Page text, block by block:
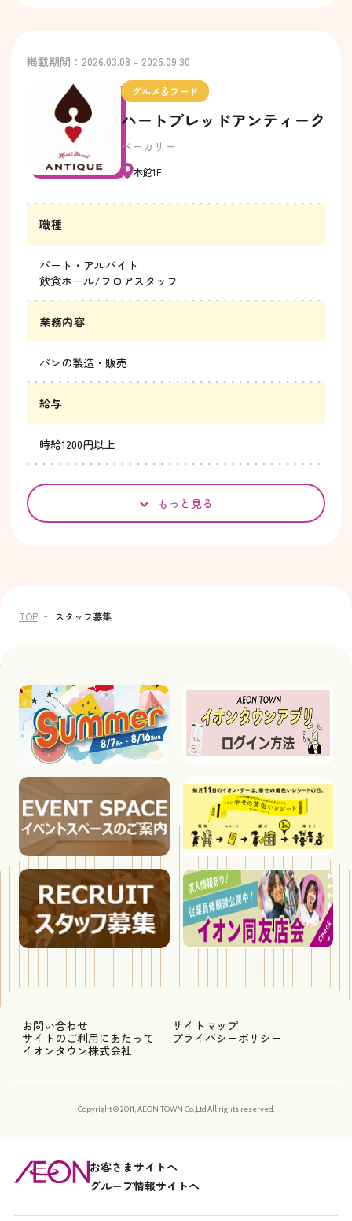
掲載期間：2026.03.08 - 2026.09.30
グルメ＆フード
ハートブレッドアンティーク
ベーカリー
本館1F
職種
パート・アルバイト
飲食ホール/フロアスタッフ
業務内容
パンの製造・販売
給与
時給1200円以上
もっと見る
TOP スタッフ募集
お問い合わせ
サイトマップ
サイトのご利用にあたって
プライバシーポリシー
イオンタウン株式会社
Copyright © 2011, AEON TOWN Co.,Ltd.All rights reserved.
お客さまサイトへ
グループ情報サイトへ